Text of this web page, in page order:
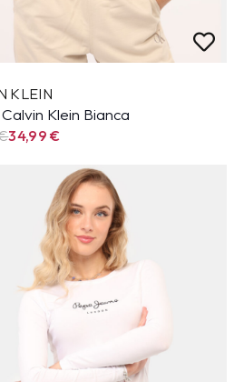
KLEIN
Klein Bianca
34,99€